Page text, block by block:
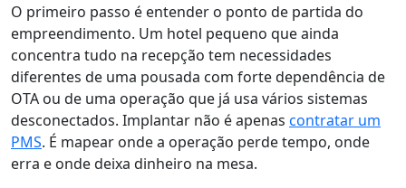
O primeiro passo é entender o ponto de partida do
empreendimento. Um hotel pequeno que ainda
concentra tudo na recepção tem necessidades
diferentes de uma pousada com forte dependência de
OTA ou de uma operação que já usa vários sistemas
desconectados. Implantar não é apenas contratar um
PMS. É mapear onde a operação perde tempo, onde
erra e onde deixa dinheiro na mesa.